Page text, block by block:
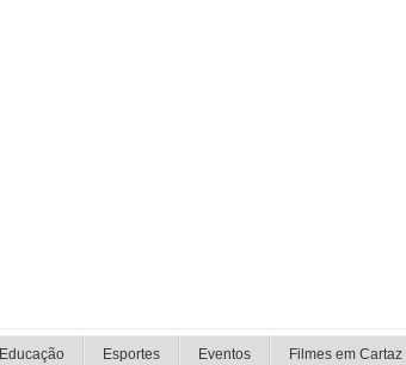
Educação Esportes Eventos Filmes em Cartaz